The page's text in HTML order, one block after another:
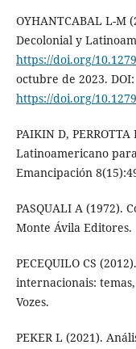
OYHANTCABAL L-M
Decolonial y
https://doi.org/
octubre de 2023. DOI:
https://doi.org/
PAIKIN D,
Latinoamericano
Emancipación
PASQUALI A (1972).
Monte Ávila Editores.
PECEQUILO CS
internacionais:
Vozes.
PEKER L (2021).